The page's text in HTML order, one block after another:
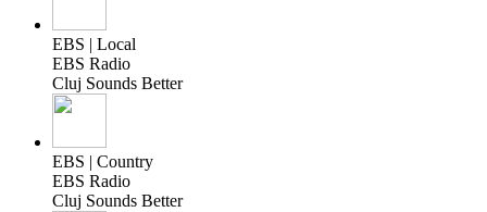
EBS | Local
EBS Radio
Cluj Sounds Better
EBS | Country
EBS Radio
Cluj Sounds Better